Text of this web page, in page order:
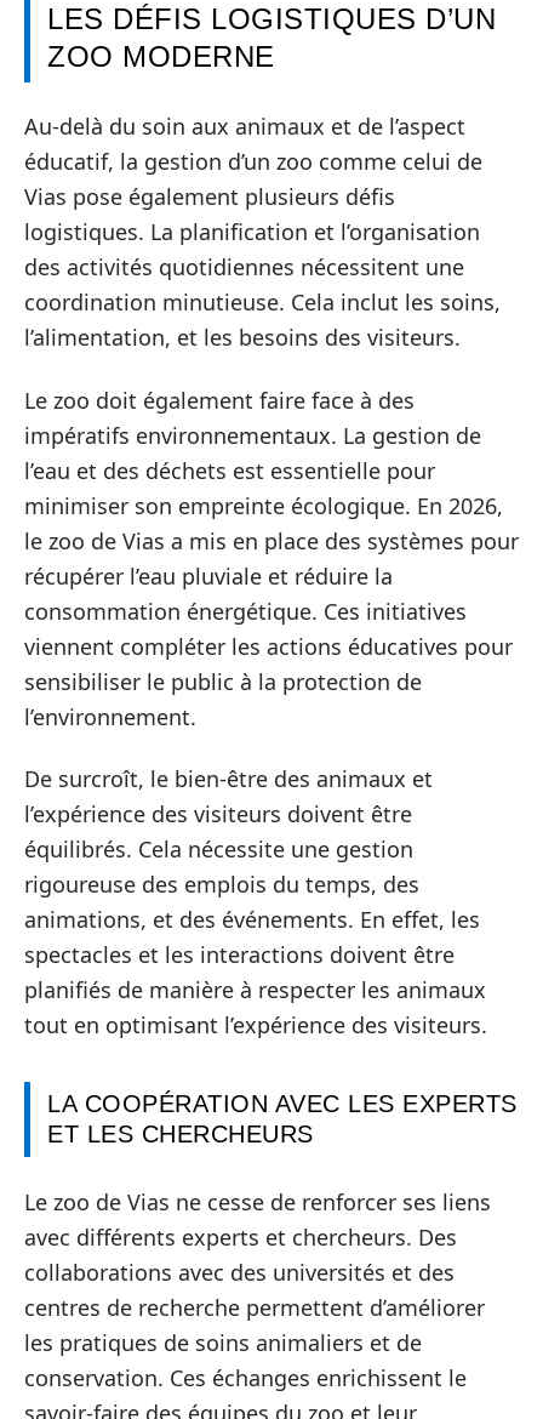
LES DÉFIS LOGISTIQUES D’UN
ZOO MODERNE
Au-delà du soin aux animaux et de l’aspect
éducatif, la gestion d’un zoo comme celui de
Vias pose également plusieurs défis
logistiques. La planification et l’organisation
des activités quotidiennes nécessitent une
coordination minutieuse. Cela inclut les soins,
l’alimentation, et les besoins des visiteurs.
Le zoo doit également faire face à des
impératifs environnementaux. La gestion de
l’eau et des déchets est essentielle pour
minimiser son empreinte écologique. En 2026,
le zoo de Vias a mis en place des systèmes pour
récupérer l’eau pluviale et réduire la
consommation énergétique. Ces initiatives
viennent compléter les actions éducatives pour
sensibiliser le public à la protection de
l’environnement.
De surcroît, le bien-être des animaux et
l’expérience des visiteurs doivent être
équilibrés. Cela nécessite une gestion
rigoureuse des emplois du temps, des
animations, et des événements. En effet, les
spectacles et les interactions doivent être
planifiés de manière à respecter les animaux
tout en optimisant l’expérience des visiteurs.
LA COOPÉRATION AVEC LES EXPERTS
ET LES CHERCHEURS
Le zoo de Vias ne cesse de renforcer ses liens
avec différents experts et chercheurs. Des
collaborations avec des universités et des
centres de recherche permettent d’améliorer
les pratiques de soins animaliers et de
conservation. Ces échanges enrichissent le
savoir-faire des équipes du zoo et leur